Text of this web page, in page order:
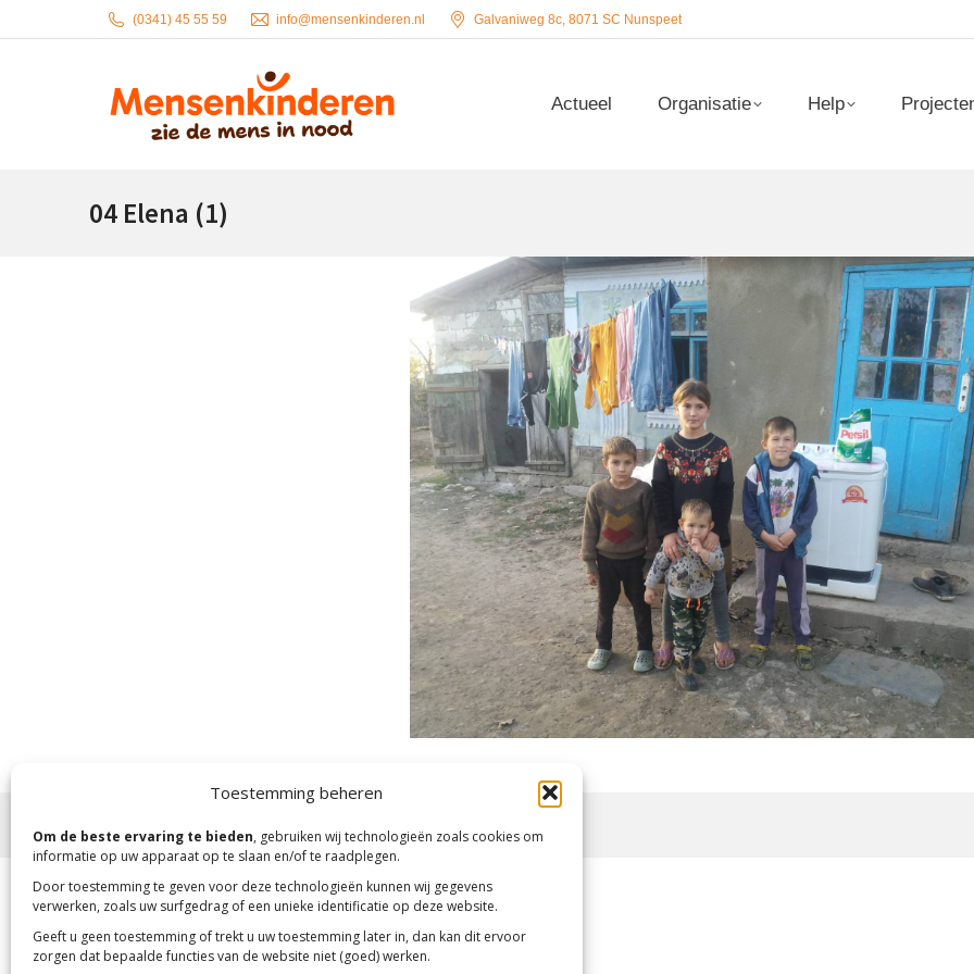
Toestemming beheren
Om de beste ervaring te bieden, gebruiken wij technologieën zoals cookies om
informatie op uw apparaat op te slaan en/of te raadplegen.
Door toestemming te geven voor deze technologieën kunnen wij gegevens
verwerken, zoals uw surfgedrag of een unieke identificatie op deze website.
Geeft u geen toestemming of trekt u uw toestemming later in, dan kan dit ervoor
zorgen dat bepaalde functies van de website niet (goed) werken.
(0341) 45 55 59 info@mensenkinderen.nl Galvaniweg 8c, 8071 SC Nunspeet
Actueel Organisatie Help
04 Elena (1)
Actueel Organisatie Help